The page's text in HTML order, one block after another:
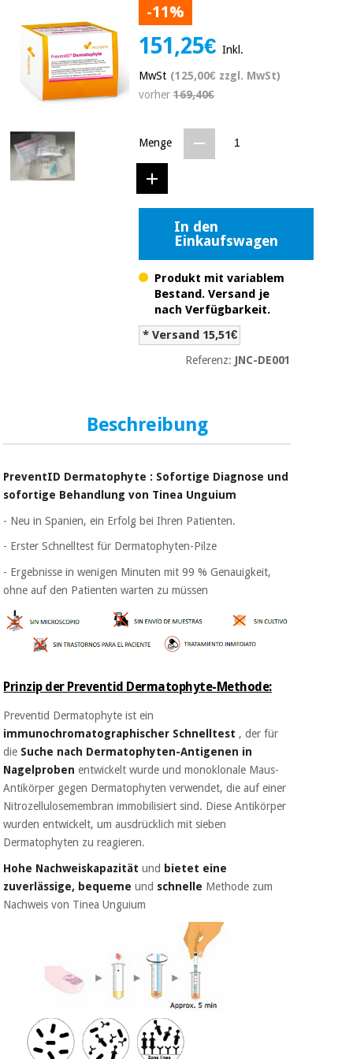
Angebote
Fisaude
chinesische
medizin
Klinische
möbel
Therapeutische
schränke
Sanitärkleiderschränke
Orthopädie
Chirurgische
instrumente
(ausverkauf)
Nachricht
ausrüstung
Traditionelle
chinesische
Klinische
möbel
Sport
und
spiele
Sanitärkleiderschränke
Veterinärmedizin
Chirurgische
instrumente
(ausverkauf)
-11%
151,25€ Inkl.
MwSt (125,00€ zzgl. MwSt)
vorher169,40€
Menge
In den
Einkaufswagen
Produkt mit variablem
Bestand. Versand je
nach Verfügbarkeit.
* Versand 15,51€
Referenz: JNC-DE001
Beschreibung
PreventID Dermatophyte : Sofortige Diagnose und
sofortige Behandlung von Tinea Unguium
- Neu in Spanien, ein Erfolg bei Ihren Patienten.
- Erster Schnelltest für Dermatophyten-Pilze
- Ergebnisse in wenigen Minuten mit 99 % Genauigkeit,
ohne auf den Patienten warten zu müssen
Prinzip der Preventid Dermatophyte-Methode:
Preventid Dermatophyte ist ein
immunochromatographischer Schnelltest , der für
die Suche nach Dermatophyten-Antigenen in
Nagelproben entwickelt wurde und monoklonale Maus-
Antikörper gegen Dermatophyten verwendet, die auf einer
Nitrozellulosemembran immobilisiert sind. Diese Antikörper
wurden entwickelt, um ausdrücklich mit sieben
Dermatophyten zu reagieren.
Hohe Nachweiskapazität und bietet eine
zuverlässige, bequeme und schnelle Methode zum
Nachweis von Tinea Unguium